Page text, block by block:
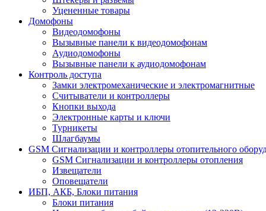
Уцененные товары
Домофоны
Видеодомофоны
Вызывные панели к видеодомофонам
Аудиодомофоны
Вызывные панели к аудиодомофонам
Контроль доступа
Замки электромеханические и электромагнитные
Считыватели и контроллеры
Кнопки выхода
Электронные карты и ключи
Турникеты
Шлагбаумы
GSM Сигнализации и контроллеры отопительного
GSM Сигнализации и контроллеры отопления
Извещатели
Оповещатели
ИБП, АКБ, Блоки питания
Блоки питания